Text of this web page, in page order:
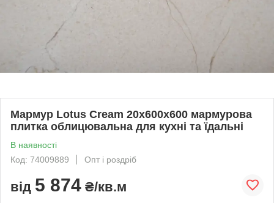
Мармур Lotus Cream 20х600х600 мармурова
плитка облицювальна для кухні та їдальні
В наявності
Код: 74009889
Опт і роздріб
від 5 874 ₴/кв.м